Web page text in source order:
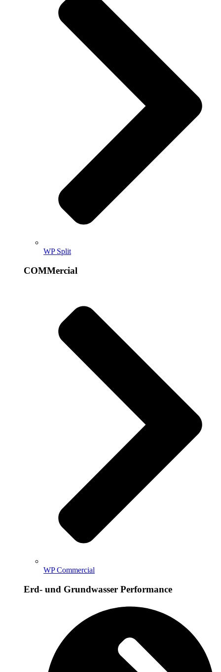
WP Split
COMMercial
WP Commercial
Erd- und Grundwasser Performance